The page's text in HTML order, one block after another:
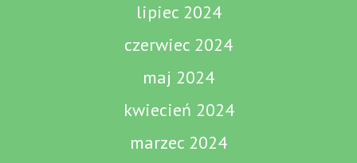
lipiec 2024
czerwiec 2024
maj 2024
kwiecień 2024
marzec 2024